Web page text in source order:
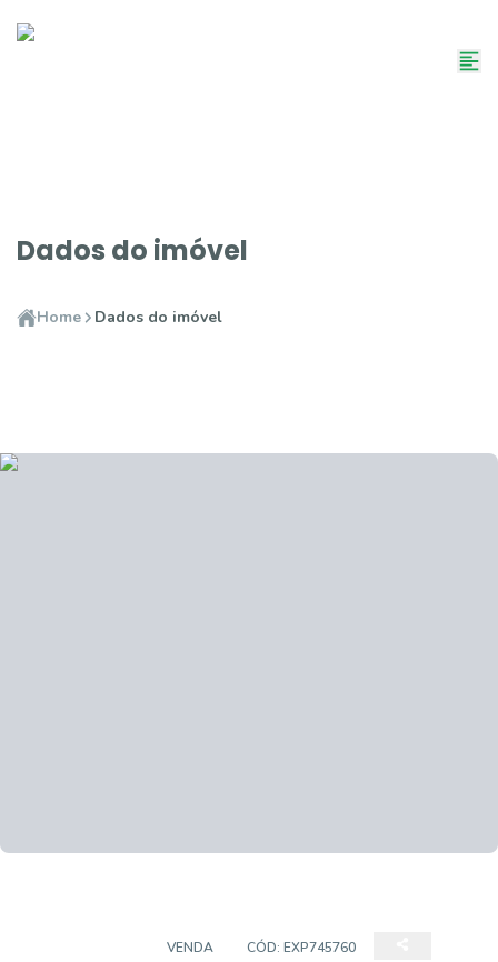
Dados do imóvel
Home Dados do imóvel
VENDA CÓD: EXP745760